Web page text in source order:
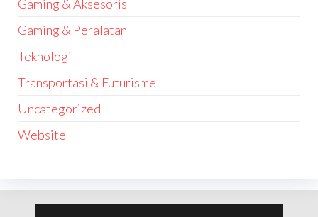
Gaming & Aksesoris
Gaming & Peralatan
Teknologi
Transportasi & Futurisme
Uncategorized
Website